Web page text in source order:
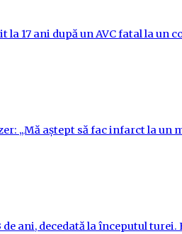
17 ani după un AVC fatal la un
„Mă aștept să fac infarct la un
ani, decedată la începutul turei.